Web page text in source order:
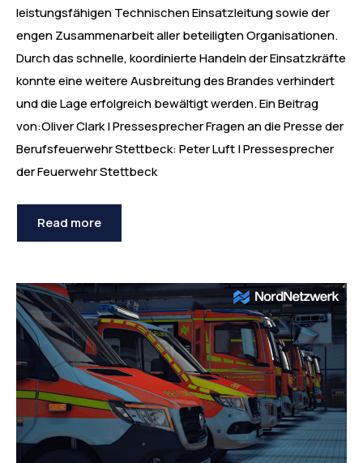
leistungsfähigen Technischen Einsatzleitung sowie der
engen Zusammenarbeit aller beteiligten Organisationen.
Durch das schnelle, koordinierte Handeln der Einsatzkräfte
konnte eine weitere Ausbreitung des Brandes verhindert
und die Lage erfolgreich bewältigt werden. Ein Beitrag
von:Oliver Clark | Pressesprecher Fragen an die Presse der
Berufsfeuerwehr Stettbeck: Peter Luft | Pressesprecher
der Feuerwehr Stettbeck
Read more